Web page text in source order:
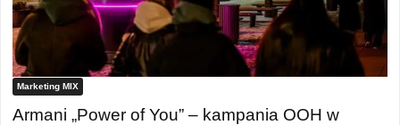
Marketing MIX
Armani „Power of You” – kampania OOH w